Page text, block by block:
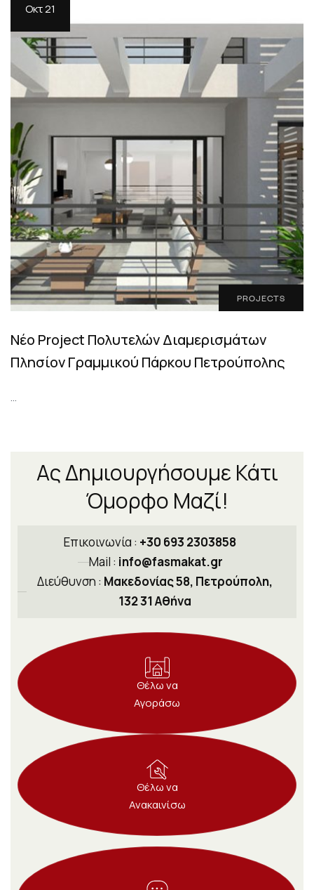
Οκτ 21
PROJECTS
Νέο Project Πολυτελών Διαμερισμάτων
Πλησίον Γραμμικού Πάρκου Πετρούπολης
…
Ας Δημιουργήσουμε Κάτι
Όμορφο Μαζί!
Επικοινωνία : +30 693 2303858
Mail : info@fasmakat.gr
Διεύθυνση : Μακεδονίας 58, Πετρούπολη,
132 31 Αθήνα
Θέλω να
Αγοράσω
Θέλω να
Ανακαινίσω